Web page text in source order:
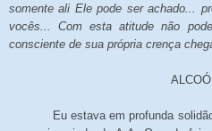
somente ali Ele pode ser achado...
vocês... Com esta atitude não
consciente de sua própria crença
Eu estava em profunda